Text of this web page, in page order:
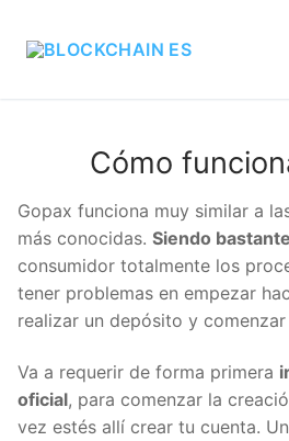
Cómo
Gopax funciona muy similar a
más conocidas. Siendo
consumidor totalmente los
tener problemas en empezar
realizar un depósito y comenzar
Va a requerir de forma primera
oficial, para comenzar la
una vez estés allí crear tu